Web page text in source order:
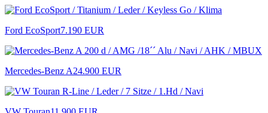
Ford EcoSport7.190 EUR
Mercedes-Benz A24.900 EUR